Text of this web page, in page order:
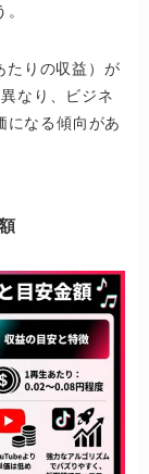
たりの収益）が
なり、ビジネ
になる傾向があ